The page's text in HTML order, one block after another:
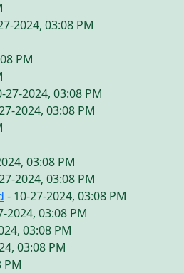
2024, 03:08 PM
PM
27-2024, 03:08 PM
2024, 03:08 PM
03:08 PM
2024, 03:08 PM
- 10-27-2024, 03:08 PM
2024, 03:08 PM
03:08 PM
03:08 PM
PM